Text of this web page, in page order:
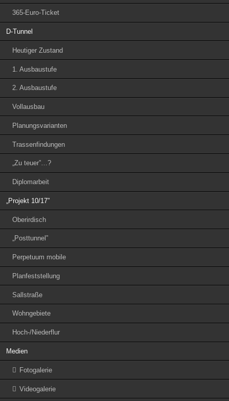
365-Euro-Ticket
D-Tunnel
Heutiger Zustand
1. Ausbaustufe
2. Ausbaustufe
Vollausbau
Planungsvarianten
Trassenfindungen
„Zu teuer”…?
Diplomarbeit
„Projekt 10/17”
Oberirdisch
„Posttunnel”
Perpetuum mobile
Planfeststellung
Sallstraße
Wohngebiete
Hoch-/Niederflur
Medien
Fotogalerie
Videogalerie